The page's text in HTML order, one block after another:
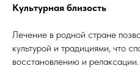
Культурная близость
Лечение в родной стране
культурой и традициями, что
восстановлению и релаксации.